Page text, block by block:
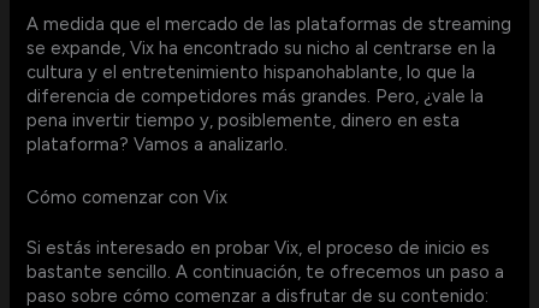
A medida que el mercado de las plataformas de streaming
se expande, Vix ha encontrado su nicho al centrarse en la
cultura y el entretenimiento hispanohablante, lo que la
diferencia de competidores más grandes. Pero, ¿vale la
pena invertir tiempo y, posiblemente, dinero en esta
plataforma? Vamos a analizarlo.
Cómo comenzar con Vix
Si estás interesado en probar Vix, el proceso de inicio es
bastante sencillo. A continuación, te ofrecemos un paso a
paso sobre cómo comenzar a disfrutar de su contenido: